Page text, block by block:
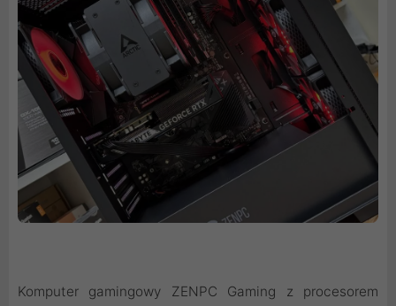
Komputer gamingowy ZENPC Gaming z procesorem